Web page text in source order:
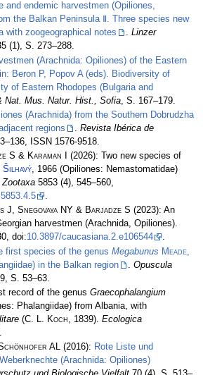
and endemic harvestmen (Opiliones,
the Balkan Peninsula Ⅱ. Three species new
with zoogeographical notes
. Linzer
(1), S. 273–288.
(Arachnida: Opiliones) of the Eastern
Beron P, Popov A (eds). Biodiversity of
of Eastern Rhodopes (Bulgaria and
Nat. Mus. Natur. Hist., Sofia , S. 167–179.
(Arachnida) from the Southern Dobrudzha
regions
. Revista Ibérica de
ISSN 1576-9518.
S & Karaman I
(2026): Two new species of
Šilhavý, 1966 (Opiliones: Nemastomatidae)
Zootaxa 5853 (4), 545–560,
.
J, Snegovaya NY & Barjadze S (2023): An
harvestmen (Arachnida, Opiliones).
doi:10.3897/caucasiana.2.e106544
.
first species of the genus Megabunus Meade
in the Balkan region
Opuscula
S. 53–63.
record of the genus Graecophalangium
Phalangiidae) from Albania, with
(C. L. Koch, 1839). Ecologica
AL (2016): Rote Liste und
(Arachnida: Opiliones)